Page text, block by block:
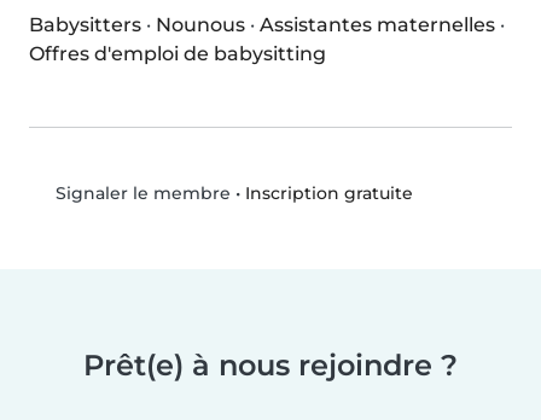
Babysitters · Nounous · Assistantes maternelles ·
Offres d'emploi de babysitting
Signaler le membre • Inscription gratuite
Prêt(e) à nous rejoindre ?